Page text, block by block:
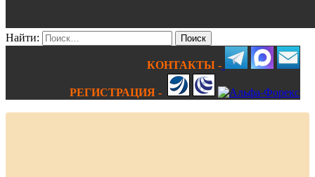
Найти:
КОНТАКТЫ -
РЕГИСТРАЦИЯ -